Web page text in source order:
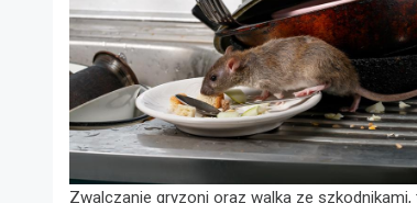
Zwalczanie gryzoni oraz walka ze